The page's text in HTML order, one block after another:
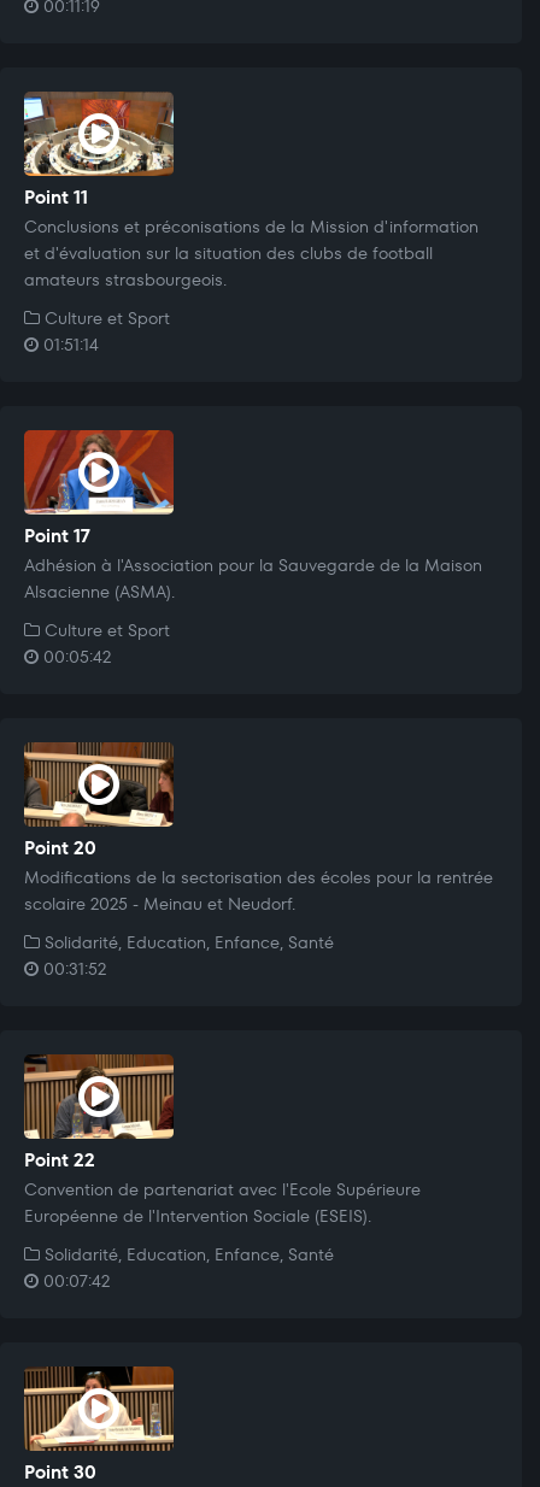
00:11:19
Point 11
Conclusions et préconisations de la Mission d'information
et d'évaluation sur la situation des clubs de football
amateurs strasbourgeois.
Culture et Sport
01:51:14
Point 17
Adhésion à l'Association pour la Sauvegarde de la Maison
Alsacienne (ASMA).
Culture et Sport
00:05:42
Point 20
Modifications de la sectorisation des écoles pour la rentrée
scolaire 2025 - Meinau et Neudorf.
Solidarité, Education, Enfance, Santé
00:31:52
Point 22
Convention de partenariat avec l'Ecole Supérieure
Européenne de l'Intervention Sociale (ESEIS).
Solidarité, Education, Enfance, Santé
00:07:42
Point 30